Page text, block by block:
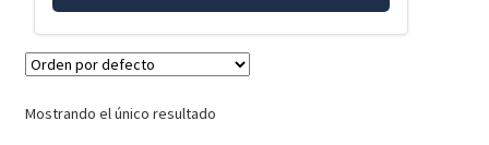
Mostrando el único resultado